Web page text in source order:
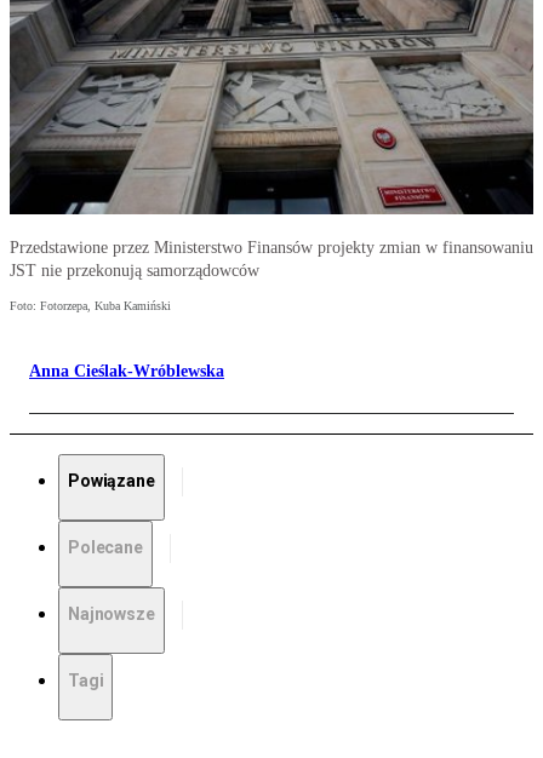
Przedstawione przez Ministerstwo Finansów projekty zmian w finansowaniu
JST nie przekonują samorządowców
Foto: Fotorzepa, Kuba Kamiński
Anna Cieślak-Wróblewska
Powiązane
Polecane
Najnowsze
Tagi